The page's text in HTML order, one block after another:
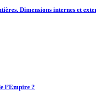
Dimensions internes et
l’Empire ?